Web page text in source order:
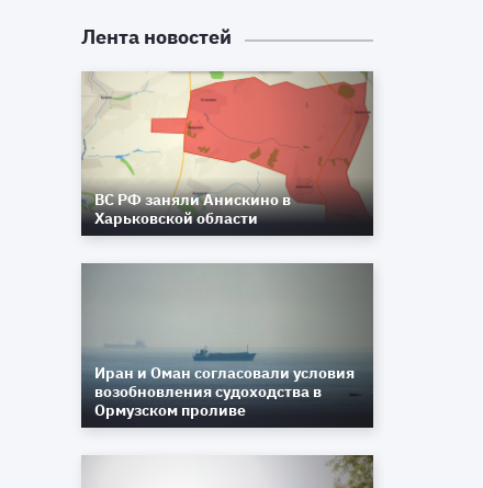
Лента новостей
ВС РФ заняли Анискино в
Харьковской области
Иран и Оман согласовали условия
возобновления судоходства в
Ормузском проливе